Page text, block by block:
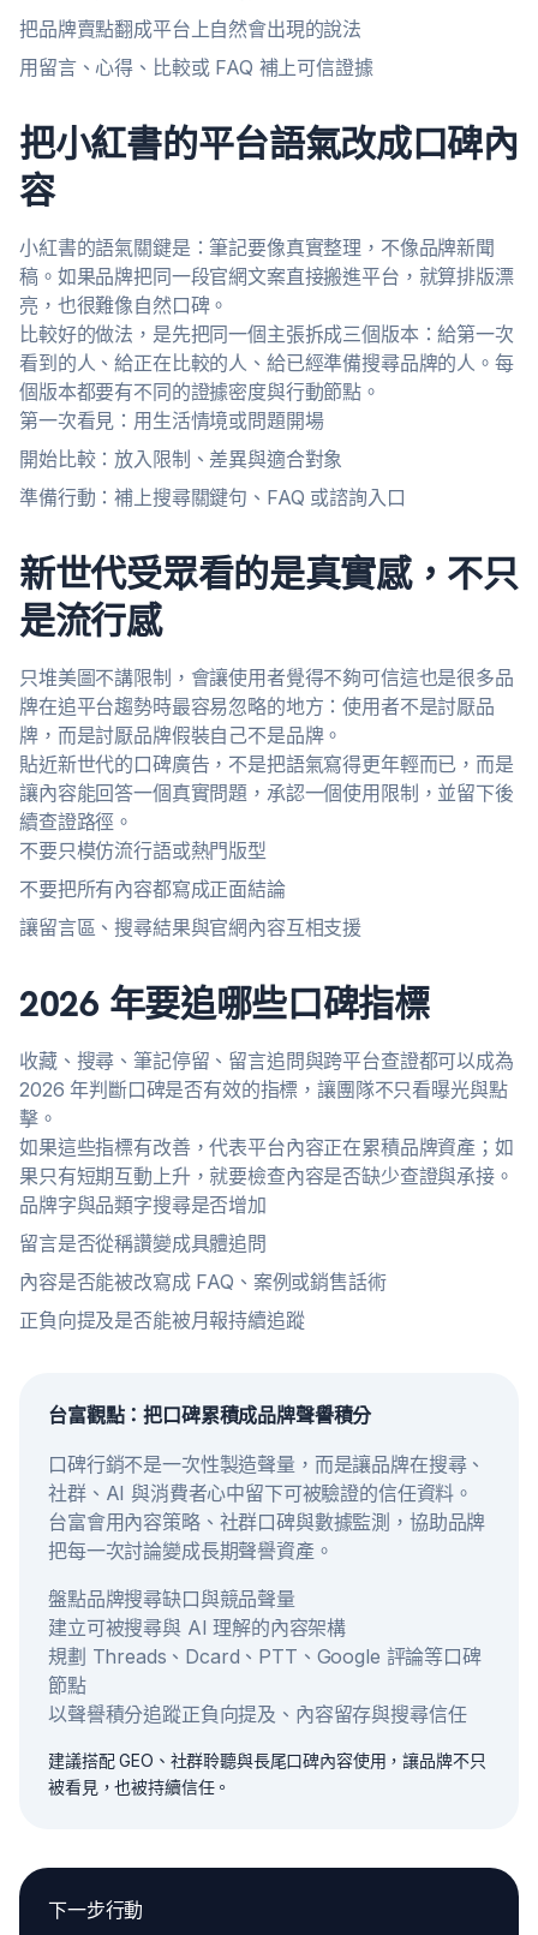
把品牌賣點翻成平台上自然會出現的說法
用留言、心得、比較或 FAQ 補上可信證據
把小紅書的平台語氣改成口碑內
容
小紅書的語氣關鍵是：筆記要像真實整理，不像品牌新聞
稿。如果品牌把同一段官網文案直接搬進平台，就算排版漂
亮，也很難像自然口碑。
比較好的做法，是先把同一個主張拆成三個版本：給第一次
看到的人、給正在比較的人、給已經準備搜尋品牌的人。每
個版本都要有不同的證據密度與行動節點。
第一次看見：用生活情境或問題開場
開始比較：放入限制、差異與適合對象
準備行動：補上搜尋關鍵句、FAQ 或諮詢入口
新世代受眾看的是真實感，不只
是流行感
只堆美圖不講限制，會讓使用者覺得不夠可信這也是很多品
牌在追平台趨勢時最容易忽略的地方：使用者不是討厭品
牌，而是討厭品牌假裝自己不是品牌。
貼近新世代的口碑廣告，不是把語氣寫得更年輕而已，而是
讓內容能回答一個真實問題，承認一個使用限制，並留下後
續查證路徑。
不要只模仿流行語或熱門版型
不要把所有內容都寫成正面結論
讓留言區、搜尋結果與官網內容互相支援
2026 年要追哪些口碑指標
收藏、搜尋、筆記停留、留言追問與跨平台查證都可以成為
2026 年判斷口碑是否有效的指標，讓團隊不只看曝光與點
擊。
如果這些指標有改善，代表平台內容正在累積品牌資產；如
果只有短期互動上升，就要檢查內容是否缺少查證與承接。
品牌字與品類字搜尋是否增加
留言是否從稱讚變成具體追問
內容是否能被改寫成 FAQ、案例或銷售話術
正負向提及是否能被月報持續追蹤
台富觀點：把口碑累積成品牌聲譽積分
口碑行銷不是一次性製造聲量，而是讓品牌在搜尋、
社群、AI 與消費者心中留下可被驗證的信任資料。
台富會用內容策略、社群口碑與數據監測，協助品牌
把每一次討論變成長期聲譽資產。
盤點品牌搜尋缺口與競品聲量
建立可被搜尋與 AI 理解的內容架構
規劃 Threads、Dcard、PTT、Google 評論等口碑
節點
以聲譽積分追蹤正負向提及、內容留存與搜尋信任
建議搭配 GEO、社群聆聽與長尾口碑內容使用，讓品牌不只
被看見，也被持續信任。
下一步行動